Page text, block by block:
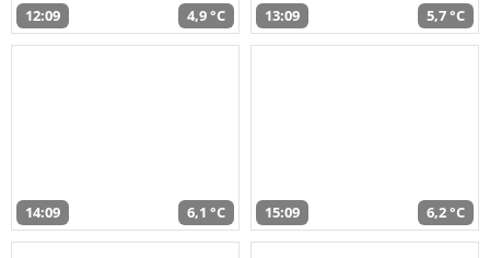
12:09 4,9 °C 13:09 5,7 °C
14:09 6,1 °C 15:09 6,2 °C